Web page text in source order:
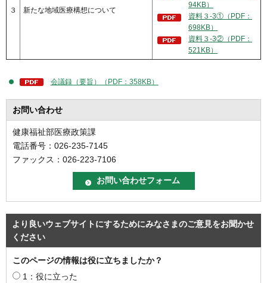
３ 新たな地域医療構想について
94KB）
資料３-3①（PDF：
698KB）
資料３-3②（PDF：
521KB）
会議録（要旨）（PDF：358KB）
お問い合わせ
健康福祉部医療政策課
電話番号：026-235-7145
ファックス：026-223-7106
より良いウェブサイトにするためにみなさまのご意見をお聞かせ
ください
このページの情報は役に立ちましたか？
1：役に立った